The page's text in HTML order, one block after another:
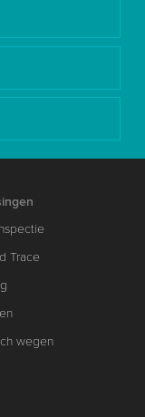
Trace
wegen